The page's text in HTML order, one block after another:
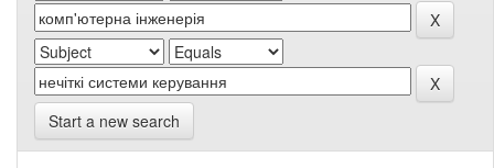
Start a new search